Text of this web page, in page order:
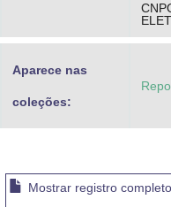
Aparece nas
coleções:
Mostrar registro